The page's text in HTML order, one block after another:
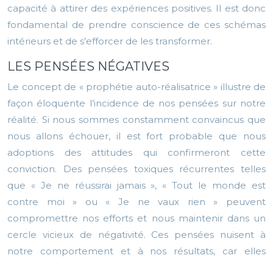
capacité à attirer des expériences positives. Il est donc
fondamental de prendre conscience de ces schémas
intérieurs et de s’efforcer de les transformer.
LES PENSÉES NÉGATIVES
Le concept de « prophétie auto-réalisatrice » illustre de
façon éloquente l’incidence de nos pensées sur notre
réalité. Si nous sommes constamment convaincus que
nous allons échouer, il est fort probable que nous
adoptions des attitudes qui confirmeront cette
conviction. Des pensées toxiques récurrentes telles
que « Je ne réussirai jamais », « Tout le monde est
contre moi » ou « Je ne vaux rien » peuvent
compromettre nos efforts et nous maintenir dans un
cercle vicieux de négativité. Ces pensées nuisent à
notre comportement et à nos résultats, car elles